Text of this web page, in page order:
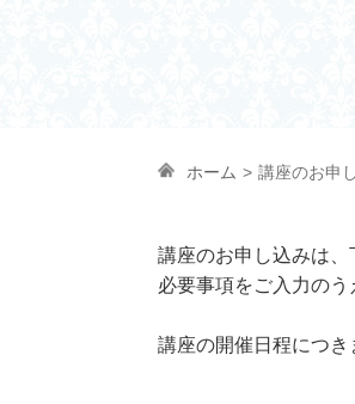
ホーム > 講座のお申
講座のお申し込みは、
必要事項をご入力のう
講座の開催日程につき